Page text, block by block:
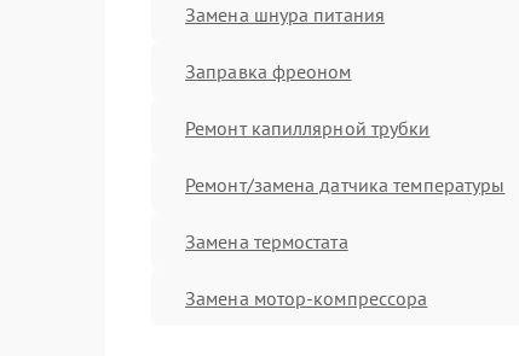
Замена шнура питания
Заправка фреоном
Ремонт капиллярной трубки
Ремонт/замена датчика температуры
Замена термостата
Замена мотор-компрессора